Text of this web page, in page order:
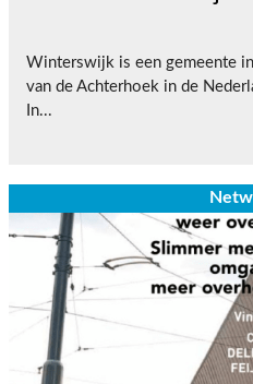
Winterswijk is een gemeente
van de Achterhoek in de
In...